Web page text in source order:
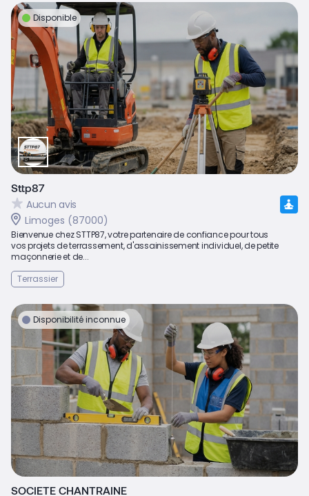
Disponible
Sttp87
Aucun avis
Limoges (87000)
Bienvenue chez STTP87, votre partenaire de confiance pour tous
vos projets de terrassement, d'assainissement individuel, de petite
maçonnerie et de...
Terrassier
Disponibilité inconnue
SOCIETE CHANTRAINE